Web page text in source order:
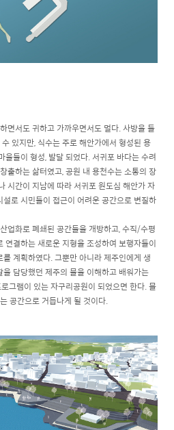
면서도 귀하고 가까우면서도 멀다. 사방을 둘
있지만, 식수는 주로 해안가에서 형성된 용
을들이 형성, 발달 되었다. 서귀포 바다는 수려
출하는 삶터였고, 공원 내 용천수는 소통의 장
시간이 지남에 따라 서귀포 원도심 해안가 자
로 시민들이 접근이 어려운 공간으로 변질하
업화로 폐쇄된 공간들을 개방하고, 수직/수평
연결하는 새로운 지형을 조성하여 보행자들이
계획하였다. 그뿐만 아니라 제주인에게 생
담당했던 제주의 물을 이해하고 배워가는
그램이 있는 자구리공원이 되었으면 한다. 물
공간으로 거듭나게 될 것이다.